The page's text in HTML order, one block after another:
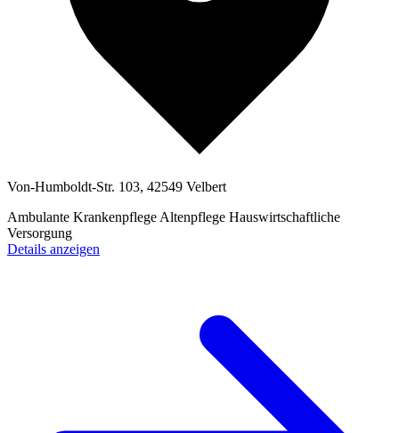
Von-Humboldt-Str. 103, 42549 Velbert
Ambulante Krankenpflege Altenpflege Hauswirtschaftliche
Versorgung
Details anzeigen